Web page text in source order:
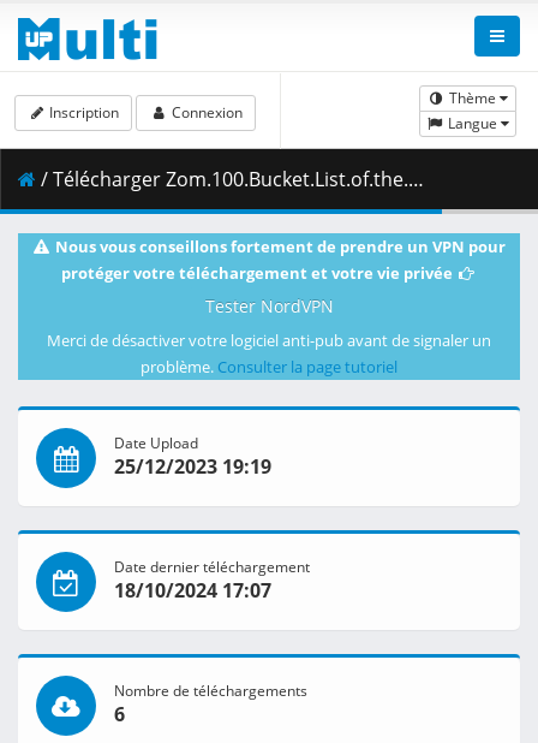
Thème
Langue
Inscription Connexion
/ Télécharger Zom.100.Bucket.List.of.the.Dead.S01E05.Hero.of.the.Dead.1080p.NF.WEB-DL.AAC2.0.H.264-VARYG.mkv.003 ( 383.25 MB )
Nous vous conseillons fortement de prendre un VPN pour
protéger votre téléchargement et votre vie privée
Tester NordVPN
Merci de désactiver votre logiciel anti-pub avant de signaler un
problème. Consulter la page tutoriel
Date Upload
25/12/2023 19:19
Date dernier téléchargement
18/10/2024 17:07
Nombre de téléchargements
6